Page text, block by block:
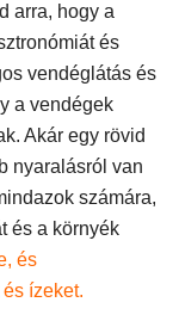
arra, hogy a
és
vendéglátás és
a vendégek
Akár egy rövid
nyaralásról van
számára,
és a környék
és
ízeket.